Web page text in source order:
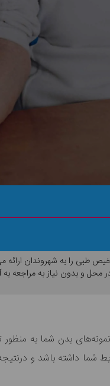
طبی را به شهروندان
محل و بدون نیاز به مراجعه
نمونه‌های بدن شما به
داشته باشد و درنتیجه